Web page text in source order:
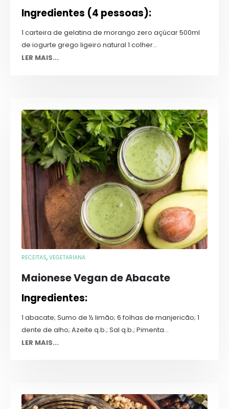
Ingredientes (4 pessoas):
1 carteira de gelatina de morango zero açúcar 500ml
de iogurte grego ligeiro natural 1 colher...
LER MAIS...
RECEITAS,VEGETARIANA
Maionese Vegan de Abacate
Ingredientes:
1 abacate; Sumo de ½ limão; 6 folhas de manjericão; 1
dente de alho; Azeite q.b.; Sal q.b.; Pimenta...
LER MAIS...